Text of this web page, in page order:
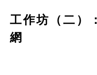
工作坊（二）
網